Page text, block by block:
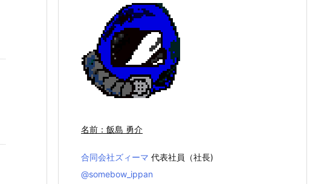
名前：飯島 勇介
合同会社ズィーマ 代表社員（社長)
@somebow_ippan